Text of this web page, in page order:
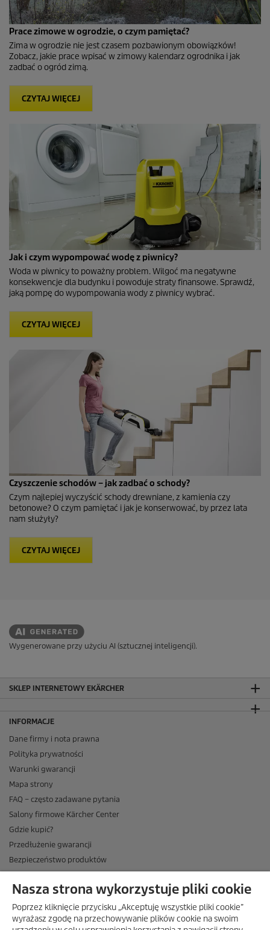
Prace zimowe w ogrodzie, o czym pamiętać?
Zima w ogrodzie nie jest czasem pozbawionym obowiązków!
Zobacz, jakie prace wpisać w zimowy kalendarz ogrodnika i jak
zadbać o ogród zimą.
CZYTAJ WIĘCEJ
Jak i czym wypompować wodę z piwnicy?
Woda w piwnicy to poważny problem. Wilgoć ma negatywne
konsekwencje dla budynku i powoduje straty finansowe. Sprawdź,
jaką pompę do wypompowania wody z piwnicy wybrać.
CZYTAJ WIĘCEJ
Czyszczenie schodów – jak zadbać o schody?
Czym najlepiej wyczyścić schody drewniane, z kamienia czy
betonowe? O czym pamiętać i jak je konserwować, by przez lata
nam służyły?
CZYTAJ WIĘCEJ
Wygenerowane przy użyciu AI (sztucznej inteligencji).
SKLEP INTERNETOWY EKÄRCHER
INFORMACJE
Dane firmy i nota prawna
Polityka prywatności
Warunki gwarancji
Mapa strony
FAQ – często zadawane pytania
Salony firmowe Kärcher Center
Gdzie kupić?
Przedłużenie gwarancji
Bezpieczeństwo produktów
Newsletter Kärcher
ADRES
BIURO OBSŁUGI KLIENTA
Nasza strona wykorzystuje pliki cookie
Poprzez kliknięcie przycisku „Akceptuję wszystkie pliki cookie”
wyrażasz zgodę na przechowywanie plików cookie na swoim